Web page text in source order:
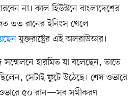
না। কাল হিউস্টনে বাংলাদেশের
৩৩ রানের ইনিংস খেলে
যুক্তরাষ্ট্রের এই অলরাউন্ডার।
সম্মেলনে হারমিত যা বলেছেন, তাতে
সেটাই ফুটে উঠেছে। শেষ ওভারে
ওভারে ৫০ রান—সব সমীকরণ